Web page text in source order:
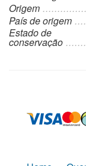
Origem
País de origem
Estado de
conservação